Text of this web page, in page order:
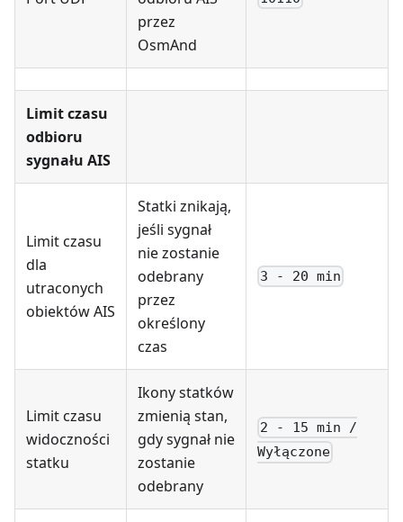
przez
OsmAnd
Limit czasu
odbioru
sygnału AIS
Limit czasu
dla
utraconych
obiektów AIS
Statki znikają,
jeśli sygnał
nie zostanie
odebrany
przez
określony
czas
3 - 20 min
Limit czasu
widoczności
statku
Ikony statków
zmienią stan,
gdy sygnał nie
zostanie
odebrany
2 - 15 min /
Wyłączone